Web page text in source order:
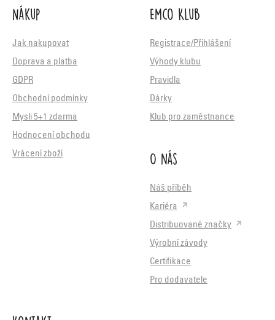
Nákup
Jak nakupovat
Doprava a platba
GDPR
Obchodní podmínky
Mysli 5+1 zdarma
Hodnocení obchodu
Vrácení zboží
Emco Klub
Registrace/Přihlášení
Výhody klubu
Pravidla
Dárky
Klub pro zaměstnance
O nás
Náš příběh
Kariéra
Distribuované značky
Výrobní závody
Certifikace
Pro dodavatele